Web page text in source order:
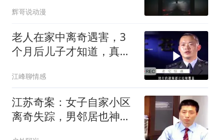
辉哥说动漫
老人在家中离奇遇害，3
个月后儿子才知道，真相
江峰聊情感
江苏奇案：女子自家小区
离奇失踪，男邻居也神秘